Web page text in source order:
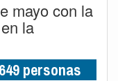
mayo con la
la
personas